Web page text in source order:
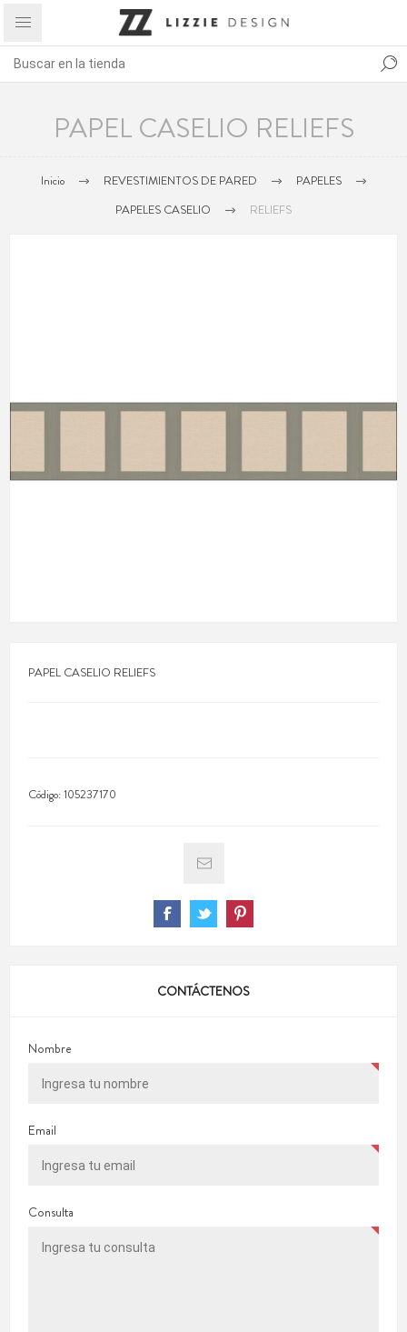
PAPEL CASELIO RELIEFS
Inicio REVESTIMIENTOS DE PARED
PAPELES
PAPELES CASELIO
RELIEFS
PAPEL CASELIO RELIEFS
Código:105237170
CONTÁCTENOS
Nombre
Email
Consulta